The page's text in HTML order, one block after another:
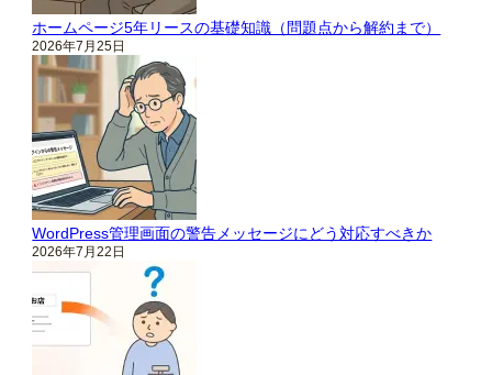
ホームページ5年リースの基礎知識（問題点から解約まで）
2026年7月25日
WordPress管理画面の警告メッセージにどう対応すべきか
2026年7月22日